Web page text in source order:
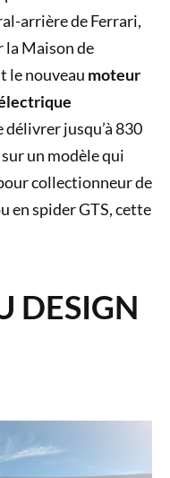
arrière de Ferrari,
la Maison de
le nouveau moteur
délivrer jusqu’à 830
un modèle qui
collectionneur de
en spider GTS, cette
DESIGN